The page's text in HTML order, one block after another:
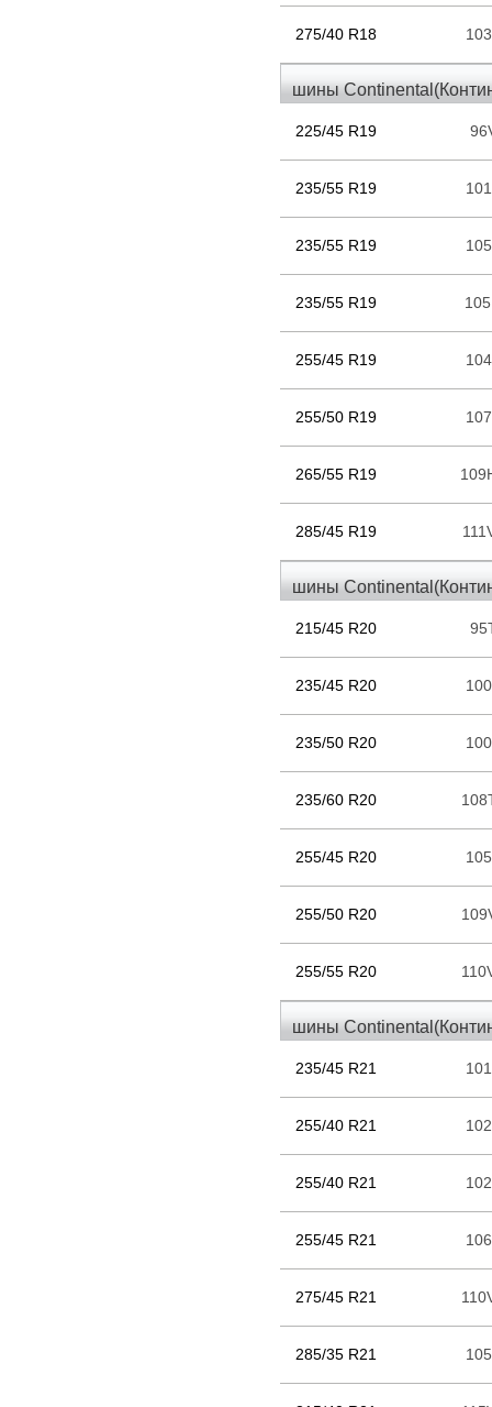
275/40 R18
шины
225/45 R19
235/55 R19
235/55 R19
235/55 R19
255/45 R19
255/50 R19
265/55 R19
285/45 R19
шины
215/45 R20
235/45 R20
235/50 R20
235/60 R20
255/45 R20
255/50 R20
255/55 R20
шины
235/45 R21
255/40 R21
255/40 R21
255/45 R21
275/45 R21
285/35 R21